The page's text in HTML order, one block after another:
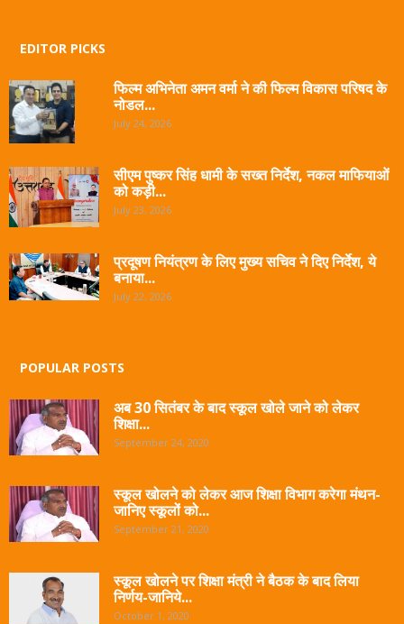
EDITOR PICKS
फिल्म अभिनेता अमन वर्मा ने की फिल्म विकास परिषद के
नोडल...
July 24, 2026
सीएम पुष्कर सिंह धामी के सख्त निर्देश, नकल माफियाओं
को कड़ी...
July 23, 2026
प्रदूषण नियंत्रण के लिए मुख्य सचिव ने दिए निर्देश, ये
बनाया...
July 22, 2026
POPULAR POSTS
अब 30 सितंबर के बाद स्कूल खोले जाने को लेकर
शिक्षा...
September 24, 2020
स्कूल खोलने को लेकर आज शिक्षा विभाग करेगा मंथन-
जानिए स्कूलों को...
September 21, 2020
स्कूल खोलने पर शिक्षा मंत्री ने बैठक के बाद लिया
निर्णय-जानिये...
October 1, 2020